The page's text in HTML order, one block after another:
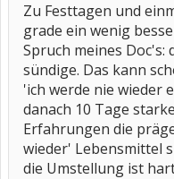
Zu Festtagen und
grade ein wenig
Spruch meines Doc's:
sündige. Das kann
'ich werde nie wieder
danach 10 Tage
Erfahrungen die
wieder' Lebensmittel
die Umstellung ist